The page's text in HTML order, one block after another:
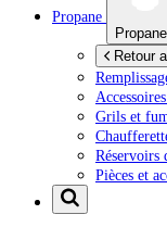
Propane
Propane
Retour
Grils et
Réservoirs
Pièces et